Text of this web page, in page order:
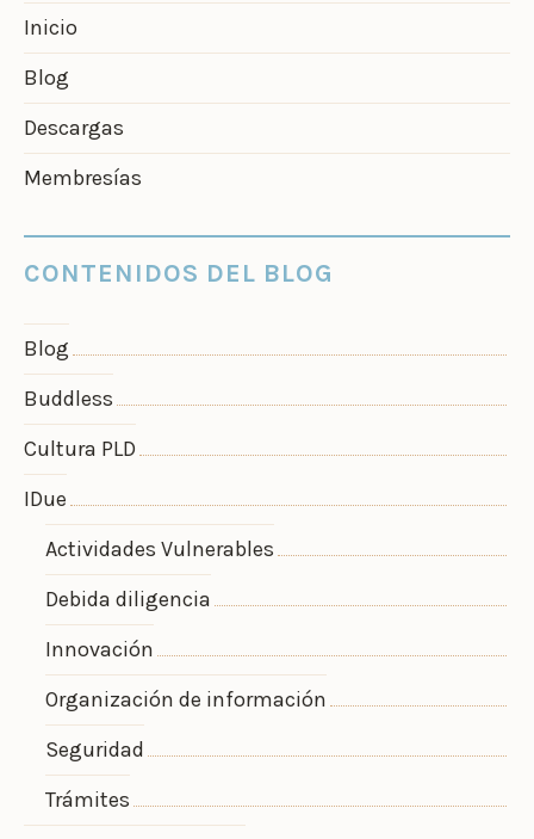
Inicio
Blog
Descargas
Membresías
CONTENIDOS DEL BLOG
Blog
Buddless
Cultura PLD
IDue
Actividades Vulnerables
Debida diligencia
Innovación
Organización de información
Seguridad
Trámites